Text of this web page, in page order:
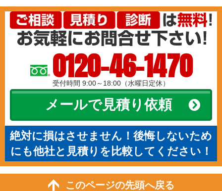
0120-46-1470
受付時間 9:00～18:00（水曜日定休）
メールで見積り依頼
絶対に損はさせません！後悔しないため
にも他社と見積りを比較してください！
このページの先頭へ戻る